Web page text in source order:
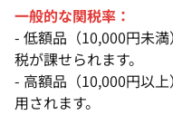
一般的な関税率：
- 低額品（10,000円未
税が課せられます。
- 高額品（10,000円以
用されます。